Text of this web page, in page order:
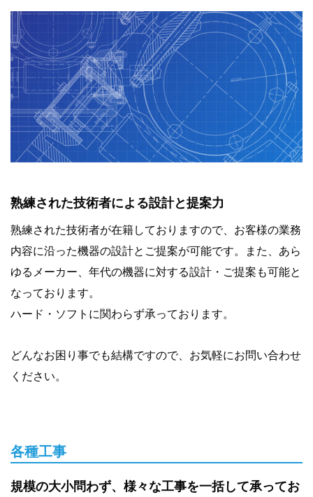
熟練された技術者による設計と提案力
熟練された技術者が在籍しておりますので、お客様の業務
内容に沿った機器の設計とご提案が可能です。また、あら
ゆるメーカー、年代の機器に対する設計・ご提案も可能と
なっております。
ハード・ソフトに関わらず承っております。
どんなお困り事でも結構ですので、お気軽にお問い合わせ
ください。
各種工事
規模の大小問わず、様々な工事を一括して承ってお